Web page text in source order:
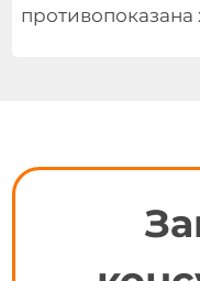
противопоказана